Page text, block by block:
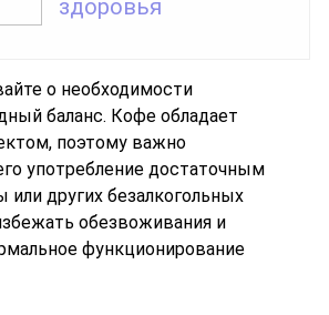
здоровья
о необходимости
баланс. Кофе обладает
поэтому важно
употребление достаточным
других безалкогольных
обезвоживания и
функционирование